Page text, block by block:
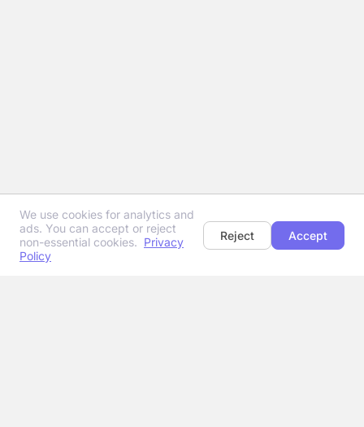
We use cookies for analytics and
ads. You can accept or reject
non-essential cookies. Privacy
Policy
Reject Accept